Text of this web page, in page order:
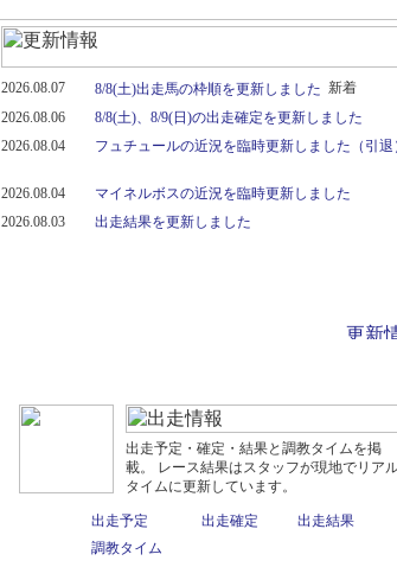
2026.08.07
8/8(土)出走馬の枠順を更新しました
2026.08.06
8/8(土)、8/9(日)の出走確定を更新しました
2026.08.04
フュチュールの近況を臨時更新しました（引退
2026.08.04
マイネルボスの近況を臨時更新しました
2026.08.03
出走結果を更新しました
出走予定・確定・結果と調教タイムを掲
載。 レース結果はスタッフが現地でリア
タイムに更新しています。
出走予定 出走確定
出走結果
調教タイム